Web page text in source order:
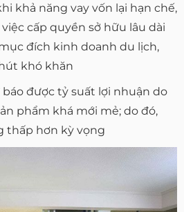
khả năng vay vốn lại hạn chế,
cấp quyền sở hữu lâu dài
đích kinh doanh du lịch,
khó khăn
được tỷ suất lợi nhuận do
phẩm khá mới mẻ; do đó,
thấp hơn kỳ vọng